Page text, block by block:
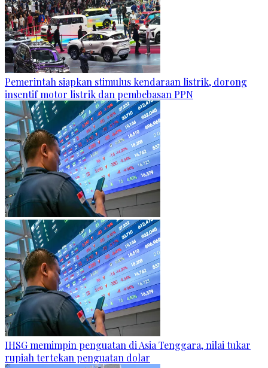
Pemerintah siapkan stimulus kendaraan listrik, dorong
insentif motor listrik dan pembebasan PPN
IHSG memimpin penguatan di Asia Tenggara, nilai tukar
rupiah tertekan penguatan dolar